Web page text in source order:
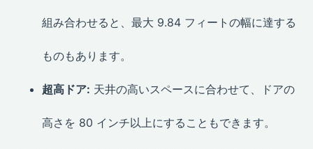
組み合わせると、最大 9.84 フィートの幅に達する
ものもあります。
超高ドア: 天井の高いスペースに合わせて、ドアの
高さを 80 インチ以上にすることもできます。